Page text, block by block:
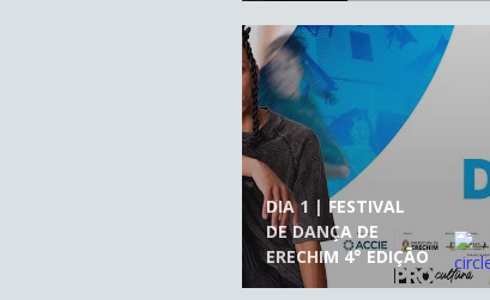
DIA 1 | FESTIVAL
DE DANÇA DE
ERECHIM 4° EDIÇÃO